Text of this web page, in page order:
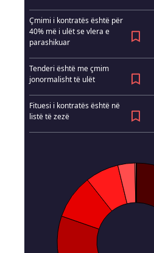
Çmimi i kontratës është për
40% më i ulët se vlera e
parashikuar
Tenderi është me çmim
jonormalisht të ulët
Fituesi i kontratës është në
listë të zezë